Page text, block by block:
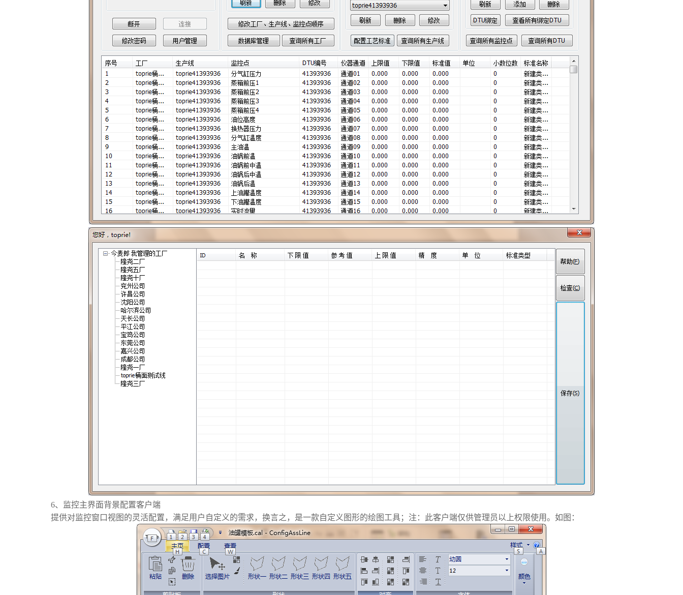
6、监控主界面背景配置客户端
提供对监控窗口视图的灵活配置，满足用户自定义的需求，换言之，是一款自定义图形的绘图工具；注：此客户端仅供管理员以上权限使用。如图：